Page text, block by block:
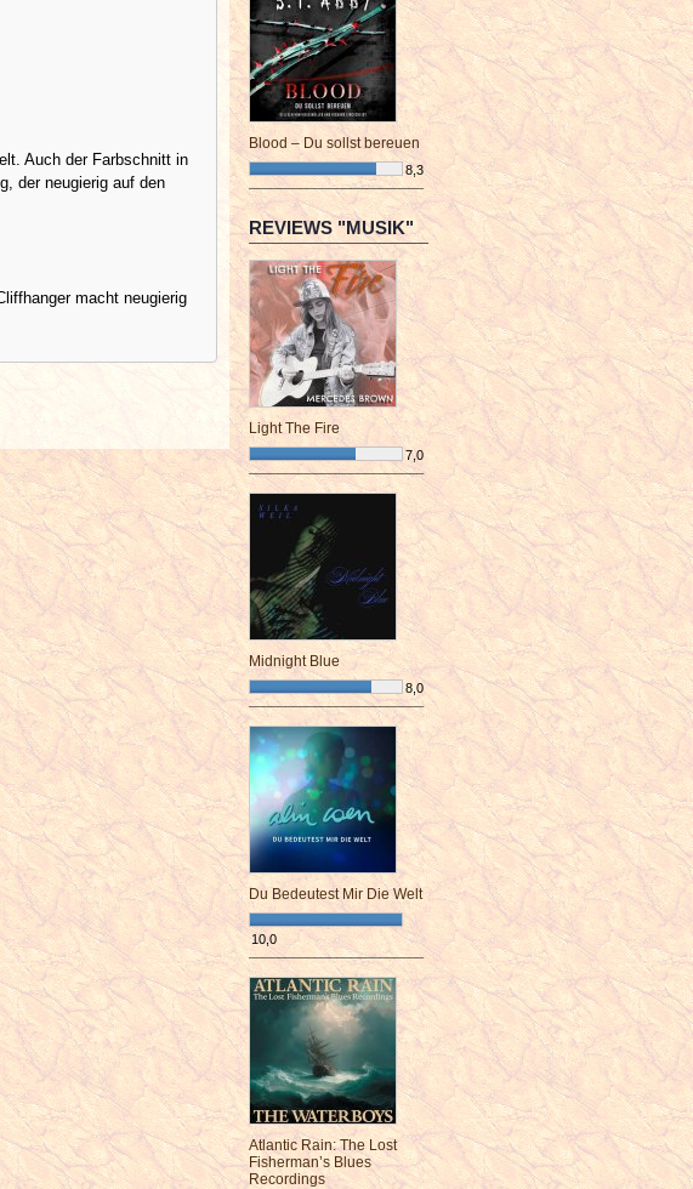
Auch der Farbschnitt in
der neugierig auf den
macht neugierig
Blood – Du sollst bereuen
8,3
¯¯¯¯¯¯¯¯¯¯¯¯¯¯¯¯¯¯¯¯¯¯¯¯
REVIEWS "MUSIK"
Light The Fire
7,0
¯¯¯¯¯¯¯¯¯¯¯¯¯¯¯¯¯¯¯¯¯¯¯¯
Midnight Blue
8,0
¯¯¯¯¯¯¯¯¯¯¯¯¯¯¯¯¯¯¯¯¯¯¯¯
Du Bedeutest Mir Die Welt
10,0
¯¯¯¯¯¯¯¯¯¯¯¯¯¯¯¯¯¯¯¯¯¯¯¯
Atlantic Rain: The Lost
Fisherman’s Blues
Recordings